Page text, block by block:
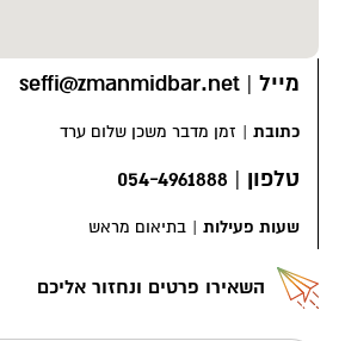
מייל |
seffi@zmanmidbar.net
כתובת | זמן מדבר משכן שלום ערד
טלפון |
054-4961888
שעות פעילות | בתיאום מראש
השאירו פרטים ונחזור אליכם